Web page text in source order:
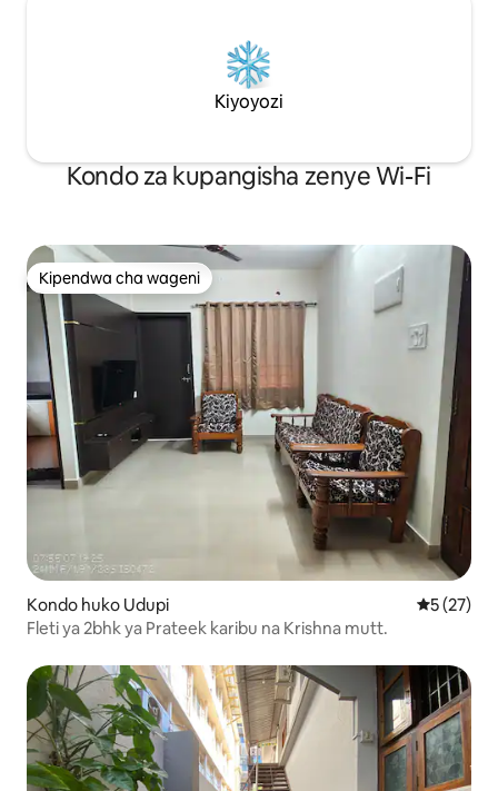
Kiyoyozi
Kondo za kupangisha zenye Wi-Fi
Kipendwa cha wageni
Kipendwa cha wageni
Kondo huko Udupi Ukadiriaji
5 (27)
Fleti ya 2bhk ya Prateek karibu na Krishna mutt.